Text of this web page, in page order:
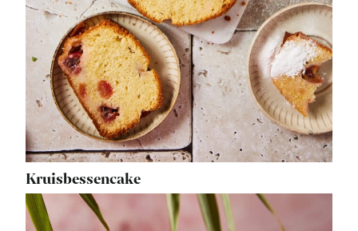
Kruisbessencake